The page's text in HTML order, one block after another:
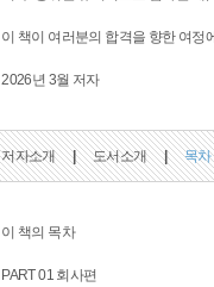
이 책이 여러분의 합격을 향한 여정
2026년 3월 저자
저자소개 | 도서소개 | 목차
이 책의 목차
PART 01 회사편